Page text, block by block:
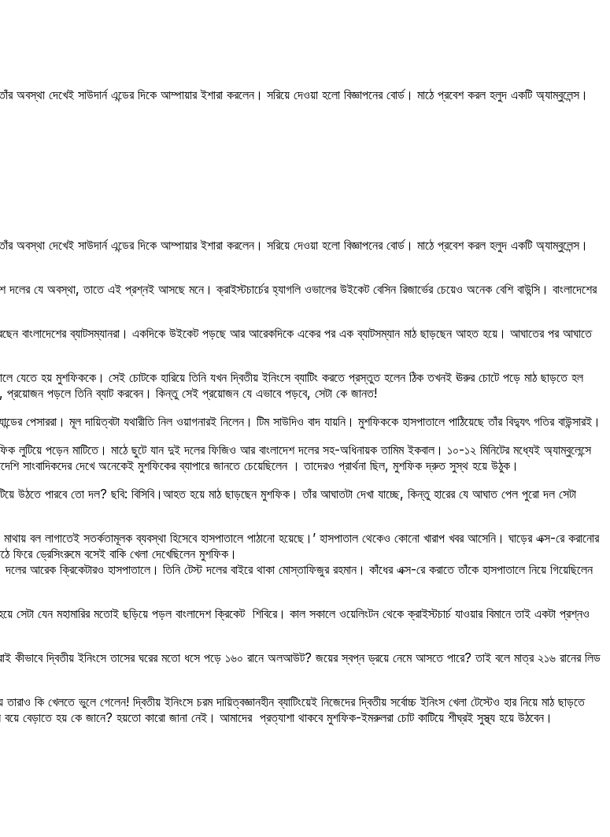
দেখেই সাউদার্ন এন্ডের দিকে আম্পায়ার ইশারা করলেন। সরিয়ে দেওয়া হলো বিজ্ঞাপনের বোর্ড। মাঠে প্রবেশ করল হলুদ একটি অ্যাম্বুলেন্স।
দেখেই সাউদার্ন এন্ডের দিকে আম্পায়ার ইশারা করলেন। সরিয়ে দেওয়া হলো বিজ্ঞাপনের বোর্ড। মাঠে প্রবেশ করল হলুদ একটি অ্যাম্বুলেন্স।
যে অবস্থা, তাতে এই প্রশ্নই আসছে মনে। ক্রাইস্টচার্চের হ্যাগলি ওভালের উইকেট বেসিন রিজার্ভের চেয়েও অনেক বেশি বাউন্সি। বাংলাদেশের
করেছেন বাংলাদেশের ব্যাটসম্যানরা। একদিকে উইকেট পড়ছে আর আরেকদিকে একের পর এক ব্যাটসম্যান মাঠ ছাড়ছেন আহত হয়ে। আঘাতের পর আঘাতে
যেতে হয় মুশফিককে। সেই চোটকে হারিয়ে তিনি যখন দ্বিতীয় ইনিংসে ব্যাটিং করতে প্রস্তুত হলেন ঠিক তখনই ঊরুর চোটে পড়ে মাঠ ছাড়তে হল
পড়লে তিনি ব্যাট করবেন। কিন্তু সেই প্রয়োজন যে এভাবে পড়বে, সেটা কে জানত!
পেসাররা। মূল দায়িত্বটা যথারীতি নিল ওয়াগনারই নিলেন। টিম সাউদিও বাদ যায়নি। মুশফিককে হাসপাতালে পাঠিয়েছে তাঁর বিদ্যুৎ গতির বাউন্সারই।
লুটিয়ে পড়েন মাটিতে। মাঠে ছুটে যান দুই দলের ফিজিও আর বাংলাদেশ দলের সহ-অধিনায়ক তামিম ইকবাল। ১০-১২ মিনিটের মধ্যেই অ্যাম্বুলেন্সে
সাংবাদিকদের দেখে অনেকেই মুশফিকের ব্যাপারে জানতে চেয়েছিলেন । তাদেরও প্রার্থনা ছিল, মুশফিক দ্রুত সুস্থ হয়ে উঠুক।
আহত হয়ে মাঠ ছাড়ছেন মুশফিক। তাঁর আঘাতটা দেখা যাচ্ছে, কিন্তু হারের যে আঘাত পেল পুরো দল সেটা
বল লাগাতেই সতর্কতামূলক ব্যবস্থা হিসেবে হাসপাতালে পাঠানো হয়েছে।’ হাসপাতাল থেকেও কোনো খারাপ খবর আসেনি। ঘাড়ের এক্স-রে করানোর
ড্রেসিংরুমে বসেই বাকি খেলা দেখেছিলেন মুশফিক।
আরেক ক্রিকেটারও হাসপাতালে। তিনি টেস্ট দলের বাইরে থাকা মোস্তাফিজুর রহমান। কাঁধের এক্স-রে করাতে তাঁকে হাসপাতালে নিয়ে গিয়েছিলেন
যেন মহামারির মতোই ছড়িয়ে পড়ল বাংলাদেশ ক্রিকেট শিবিরে। কাল সকালে ওয়েলিংটন থেকে ক্রাইস্টচার্চ যাওয়ার বিমানে তাই একটা প্রশ্নও
কীভাবে দ্বিতীয় ইনিংসে তাসের ঘরের মতো ধসে পড়ে ১৬০ রানে অলআউট? জয়ের স্বপ্ন ড্রয়ে নেমে আসতে পারে? তাই বলে মাত্র ২১৬ রানের লিড
খেলতে ভুলে গেলেন! দ্বিতীয় ইনিংসে চরম দায়িত্বজ্ঞানহীন ব্যাটিংয়েই নিজেদের দ্বিতীয় সর্বোচ্চ ইনিংস খেলা টেস্টেও হার নিয়ে মাঠ ছাড়তে
বেড়াতে হয় কে জানে? হয়তো কারো জানা নেই। আমাদের প্রত্যাশা থাকবে মুশফিক-ইমরুলরা চোট কাটিয়ে শীঘ্রই সুস্থ্য হয়ে উঠবেন।